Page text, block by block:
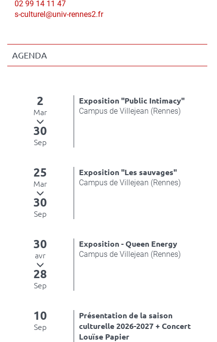
Nom
du
Téléphone
02 99 14 11 47
Courriel
s-culturel@univ-rennes2.fr
AGENDA
2
Mar
30
Sep
Exposition "Public Intimacy"
Campus de Villejean (Rennes)
25
Mar
30
Sep
Exposition "Les sauvages"
Campus de Villejean (Rennes)
30
avr
28
Sep
Exposition - Queen Energy
Campus de Villejean (Rennes)
10
Sep
Présentation de la saison
culturelle 2026-2027 + Concert
Louïse Papier